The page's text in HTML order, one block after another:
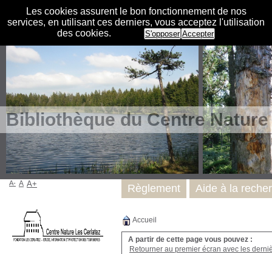
Les cookies assurent le bon fonctionnement de nos
services, en utilisant ces derniers, vous acceptez l'utilisation
des cookies.
S'opposer Accepter
Bibliothèque du Centre
Accueil
A partir de cette page vous pouvez :
Retourner au premier écran avec les
Règlement Aide à la
A- A A+